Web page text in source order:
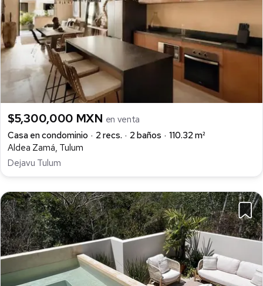
$5,300,000 MXN en venta
Casa en condominio
2 recs. 2 baños
110.32 m²
Aldea Zamá, Tulum
Dejavu Tulum